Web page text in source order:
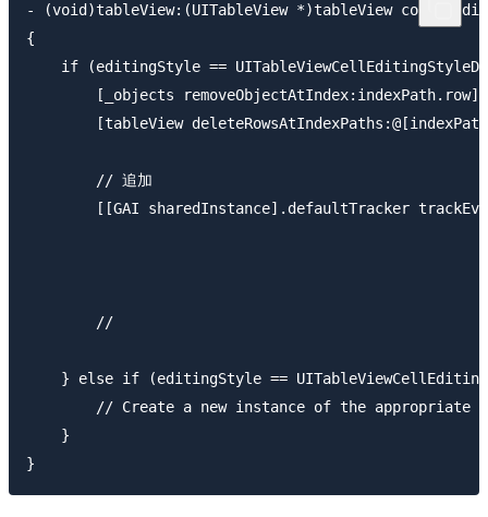
- (void)tableView:(UITableView *)tableView
{
if (editingStyle ==
        [_objects removeObjectAtIndex:indexPath.row];
[tableView
        // 追加
[[GAI sharedInstance].defaultTracker
} else if (editingStyle ==
// Create a new instance of the appropriate
    }
}